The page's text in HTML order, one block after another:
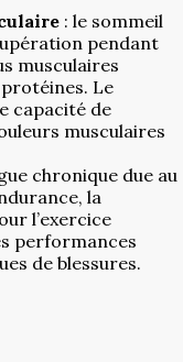
: le sommeil
pendant
musculaires
Le
capacité de
musculaires
chronique due au
la
l’exercice
performances
de blessures.